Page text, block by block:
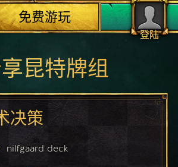
登陆
免费游玩
昆特牌组
决策
nilfgaard deck